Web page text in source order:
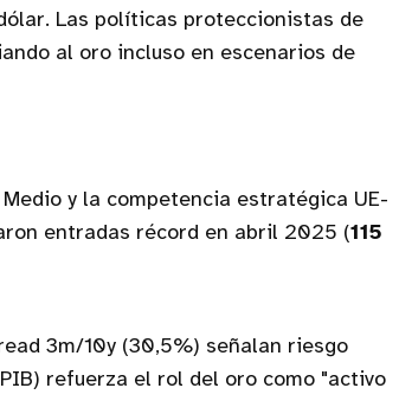
Las políticas proteccionistas de
al oro incluso en escenarios de
y la competencia estratégica UE-
entradas récord en abril 2025 (115
3m/10y (30,5%) señalan riesgo
refuerza el rol del oro como "activo